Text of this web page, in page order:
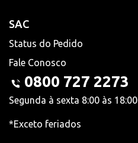
SAC
Status do Pedido
Fale Conosco
0800 727 2273
Segunda à sexta 8:00 às 18:00
*Exceto feriados